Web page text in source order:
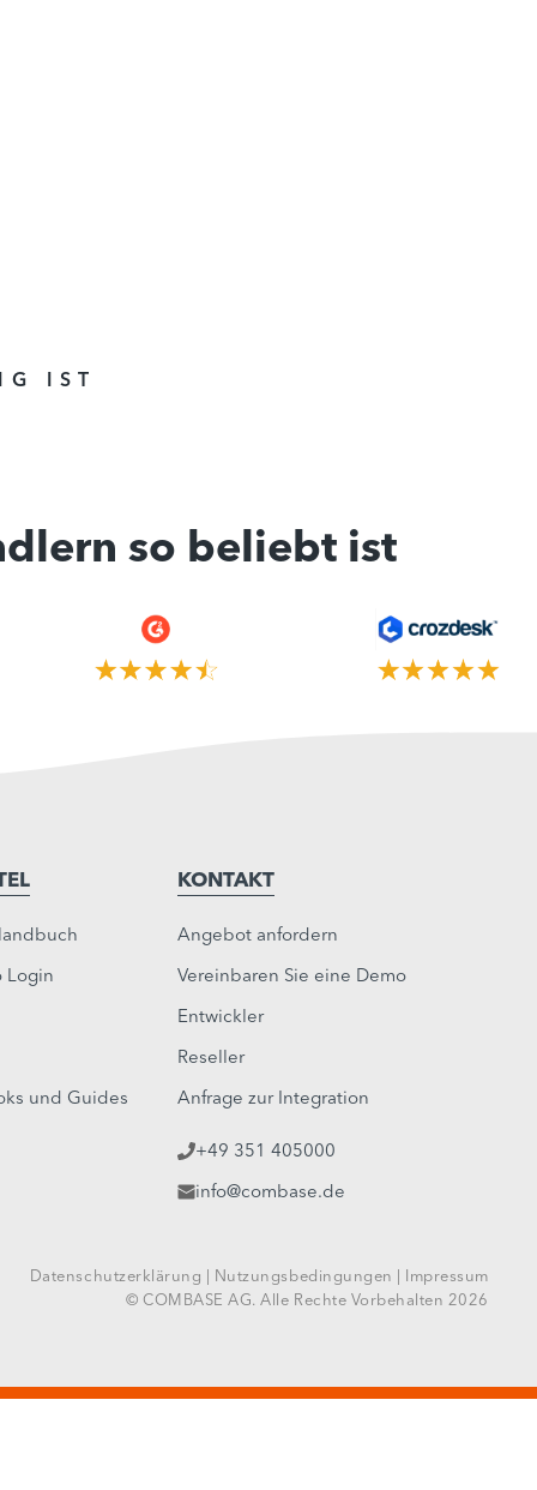
IST
so beliebt ist
Login
und Guides
KONTAKT
Angebot anfordern
Vereinbaren Sie eine Demo
Entwickler
Reseller
Anfrage zur Integration
+49 351 405000
info@combase.de
Datenschutzerklärung | Nutzungsbedingungen | Impressum
© COMBASE AG. Alle Rechte Vorbehalten 2026